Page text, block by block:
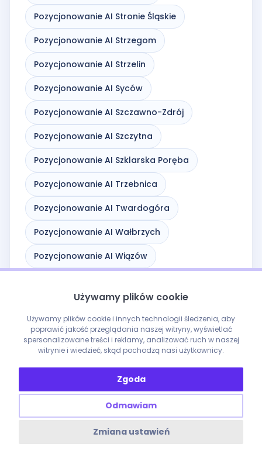
Używamy plików cookie
Używamy plików cookie i innych technologii śledzenia, aby
poprawić jakość przeglądania naszej witryny, wyświetlać
spersonalizowane treści i reklamy, analizować ruch w naszej
witrynie i wiedzieć, skąd pochodzą nasi użytkownicy.
Zgoda
Odmawiam
Zmiana ustawień
Pozycjonowanie AI Stronie Śląskie
Pozycjonowanie AI Strzegom
Pozycjonowanie AI Strzelin
Pozycjonowanie AI Syców
Pozycjonowanie AI Szczawno-Zdrój
Pozycjonowanie AI Szczytna
Pozycjonowanie AI Szklarska Poręba
Pozycjonowanie AI Trzebnica
Pozycjonowanie AI Twardogóra
Pozycjonowanie AI Wałbrzych
Pozycjonowanie AI Wiązów
Pozycjonowanie AI Wojcieszów
Pozycjonowanie AI Wołów
Pozycjonowanie AI Wrocław
Pozycjonowanie AI Wąsosz
Pozycjonowanie AI Węgliniec